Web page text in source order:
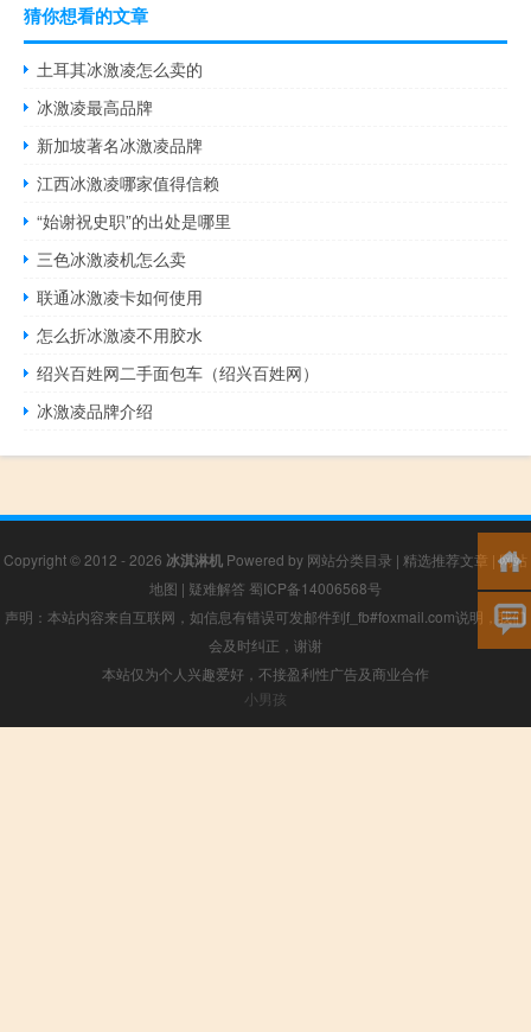
猜你想看的文章
土耳其冰激凌怎么卖的
冰激凌最高品牌
新加坡著名冰激凌品牌
江西冰激凌哪家值得信赖
“始谢祝史职”的出处是哪里
三色冰激凌机怎么卖
联通冰激凌卡如何使用
怎么折冰激凌不用胶水
绍兴百姓网二手面包车（绍兴百姓网）
冰激凌品牌介绍
Copyright © 2012 - 2026 冰淇淋机 Powered by 网站分类目录 | 精选推荐文章 |网站
地图 | 疑难解答 蜀ICP备14006568号
声明：本站内容来自互联网，如信息有错误可发邮件到f_fb#foxmail.com说明，我们
会及时纠正，谢谢
本站仅为个人兴趣爱好，不接盈利性广告及商业合作
小男孩